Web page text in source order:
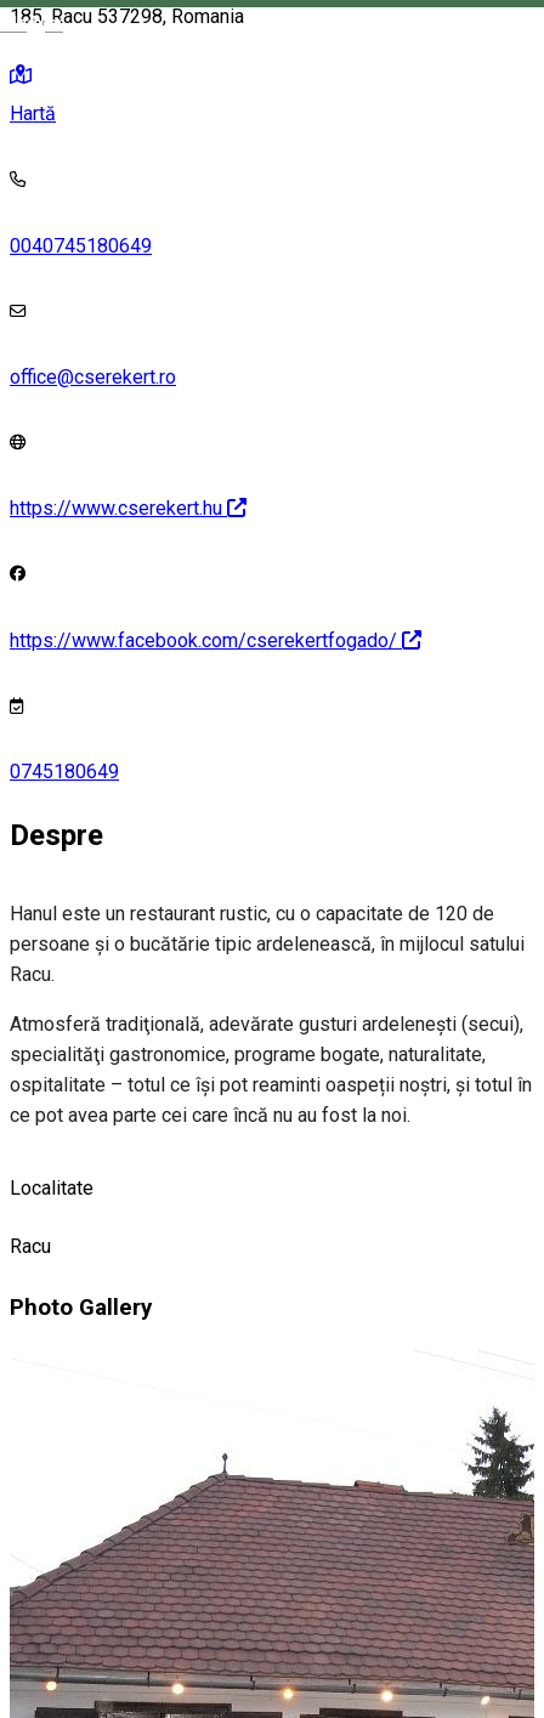
Magyar
185, Racu 537298, Romania
Hartă
0040745180649
office@cserekert.ro
https://www.cserekert.hu
https://www.facebook.com/cserekertfogado/
0745180649
Despre
Hanul este un restaurant rustic, cu o capacitate de 120 de
persoane şi o bucătărie tipic ardelenească, în mijlocul satului
Racu.
Atmosferă tradiţională, adevărate gusturi ardeleneşti (secui),
specialităţi gastronomice, programe bogate, naturalitate,
ospitalitate – totul ce îşi pot reaminti oaspeții noştri, şi totul în
ce pot avea parte cei care încă nu au fost la noi.
Localitate
Racu
Photo Gallery